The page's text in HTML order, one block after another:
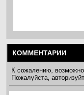
КОММЕНТАРИИ
К сожалению,
Пожалуйста,